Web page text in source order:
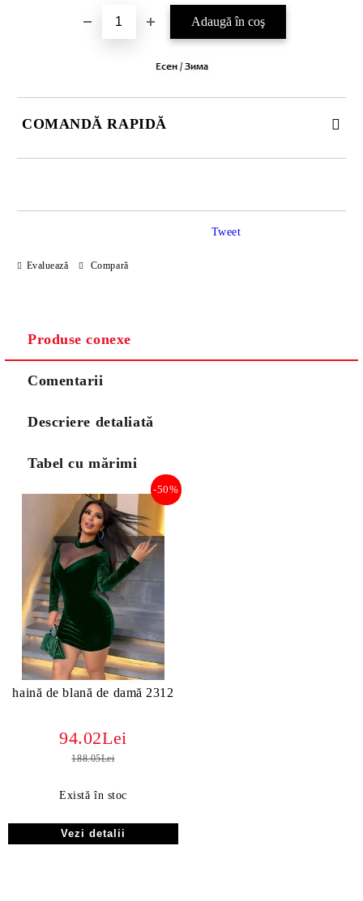
COMANDĂ RAPIDĂ
Evaluează Compară
Tweet
Produse conexe
Comentarii
Descriere detaliată
Tabel cu mărimi
haină de blană de damă 2312
-50%
94.02Lei
188.05Lei
Există în stoc
Vezi detalii